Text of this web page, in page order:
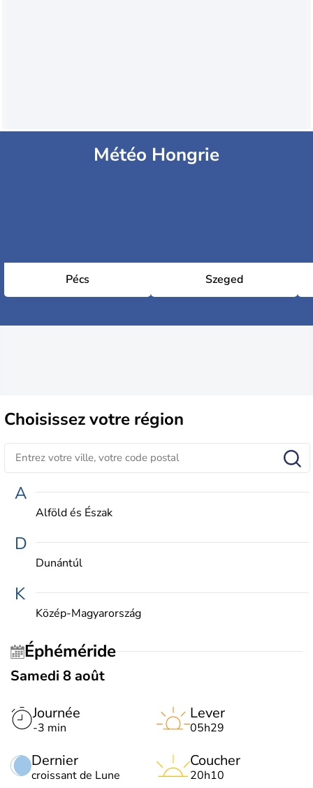
Météo Hongrie
Pécs Szeged
Choisissezvotre région
A
Alföld és Észak
D
Dunántúl
K
Közép-Magyarország
Éphéméride
Samedi 8 août
Journée
-3 min
Dernier
croissant de Lune
Lever
05h29
Coucher
20h10